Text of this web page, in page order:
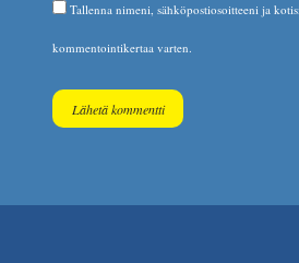
Tallenna nimeni, sähköpostiosoitteeni ja
kommentointikertaa varten.